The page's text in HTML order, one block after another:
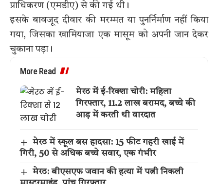
प्राधिकरण (एमडीए) से की गई थी।
इसके बावजूद दीवार की मरम्मत या पुनर्निर्माण नहीं किया
गया, जिसका खामियाजा एक मासूम को अपनी जान देकर
चुकाना पड़ा।
More Read
मेरठ में ई-रिक्शा चोरी: महिला
गिरफ्तार, 11.2 लाख बरामद, बच्चे की
आड़ में करती थी वारदात
मेरठ में स्कूल बस हादसा: 15 फीट गहरी खाई में
गिरी, 50 से अधिक बच्चे सवार, एक गंभीर
मेरठ: बीएसएफ जवान की हत्या में पत्नी निकली